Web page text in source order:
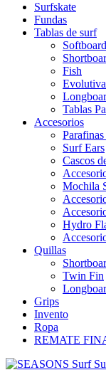
Surfskate
Fundas
Tablas de surf
Softboard
Fish
Tablas
Accesorios
Surf Ears
Cascos
Mochila
Hydro
Quillas
Twin Fin
Grips
Invento
Ropa
REMATE